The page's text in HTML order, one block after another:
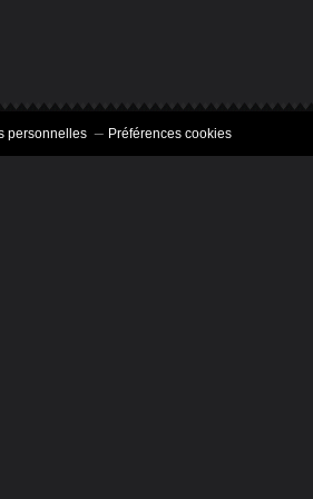
personnelles Préférences cookies